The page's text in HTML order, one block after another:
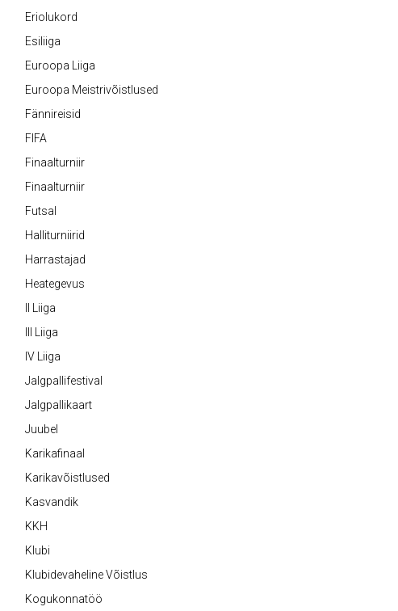
Eriolukord
Esiliiga
Euroopa Liiga
Euroopa Meistrivõistlused
Fännireisid
FIFA
Finaalturniir
Finaalturniir
Futsal
Halliturniirid
Harrastajad
Heategevus
II Liiga
III Liiga
IV Liiga
Jalgpallifestival
Jalgpallikaart
Juubel
Karikafinaal
Karikavõistlused
Kasvandik
KKH
Klubi
Klubidevaheline Võistlus
Kogukonnatöö